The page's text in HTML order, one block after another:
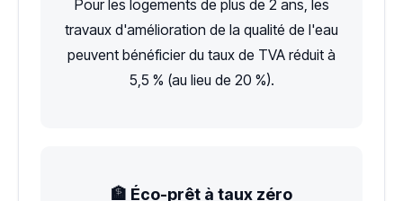
Pour les logements de plus de 2 ans, les
travaux d'amélioration de la qualité de l'eau
peuvent bénéficier du taux de TVA réduit à
5,5 % (au lieu de 20 %).
🏦 Éco-prêt à taux zéro